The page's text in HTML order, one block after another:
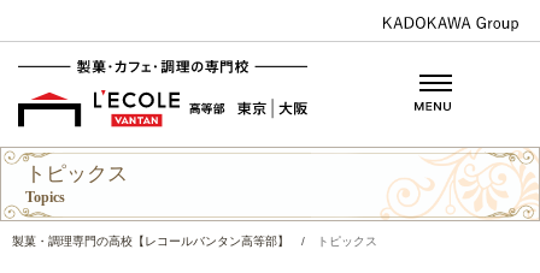
トピックス
Topics
製菓・調理専門の高校【レコールバンタン高等部】 / トピックス